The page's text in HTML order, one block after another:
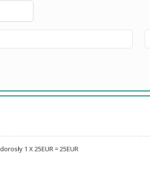
dorosły 1 X 25EUR = 25EUR